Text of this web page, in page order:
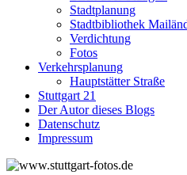
Stadtplanung
Stadtbibliothek
Verdichtung
Fotos
Verkehrsplanung
Hauptstätter Straße
Stuttgart 21
Der Autor dieses Blogs
Datenschutz
Impressum